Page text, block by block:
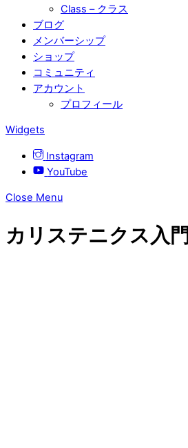
Class – クラス
ブログ
メンバーシップ
ショップ
コミュニティ
アカウント
プロフィール
Widgets
Instagram
YouTube
Close Menu
カリステニクス入門